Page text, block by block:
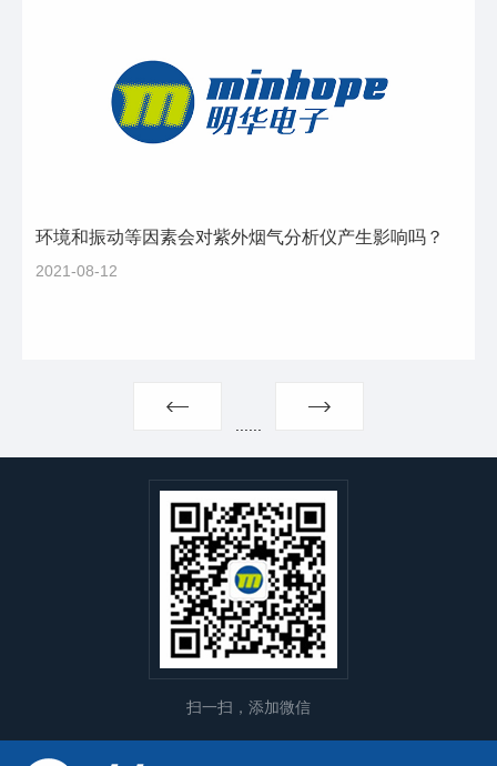
环境和振动等因素会对紫外烟气分析仪产生影响吗？
2021-08-12
扫一扫，添加微信